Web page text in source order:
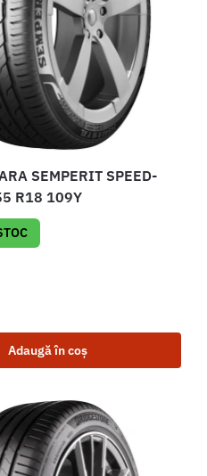
SEMPERIT SPEED-
R18 109Y
Adaugă în coș